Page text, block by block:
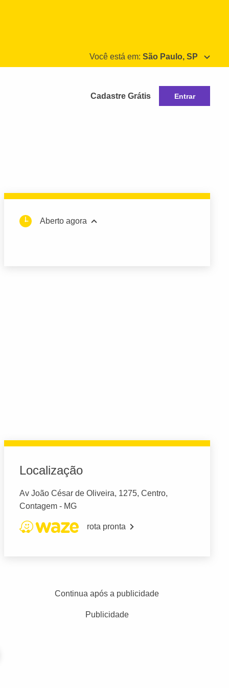
Você está em: São Paulo, SP
Cadastre Grátis Entrar
Aberto agora
Localização
Av João César de Oliveira, 1275, Centro,
Contagem - MG
rota pronta
Continua após a publicidade
Publicidade